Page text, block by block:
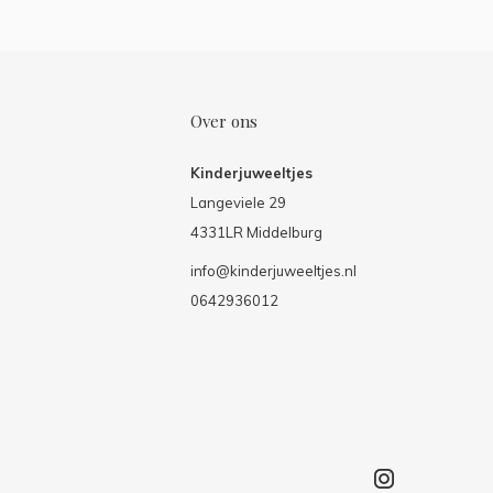
Over ons
Kinderjuweeltjes
Langeviele 29
4331LR Middelburg
info@kinderjuweeltjes.nl
0642936012